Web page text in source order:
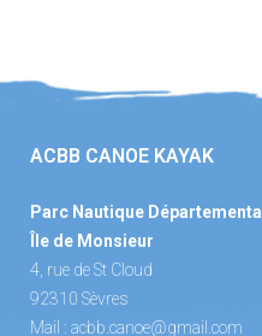
ACBB CANOE KAYAK
Parc Nautique Départemental
Île de Monsieur
4, rue de St Cloud
92310 Sèvres
Mail : acbb.canoe@gmail.com